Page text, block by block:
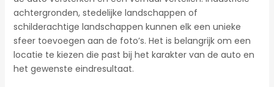
achtergronden, stedelijke landschappen of
schilderachtige landschappen kunnen elk een unieke
sfeer toevoegen aan de foto’s. Het is belangrijk om een
locatie te kiezen die past bij het karakter van de auto en
het gewenste eindresultaat.